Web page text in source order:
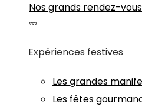
Nos grands rendez-vous
Expériences festives
Les grandes
Les fêtes